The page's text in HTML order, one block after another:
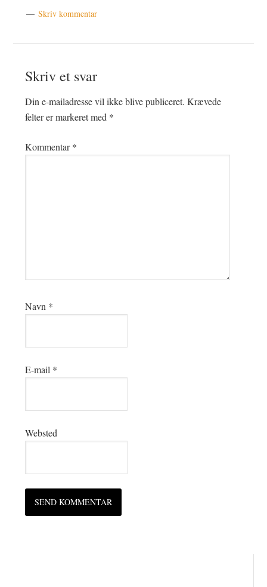
Skriv kommentar
Skriv et svar
Din e-mailadresse vil ikke blive publiceret. Krævede
felter er markeret med *
Kommentar*
Navn *
E-mail *
Websted